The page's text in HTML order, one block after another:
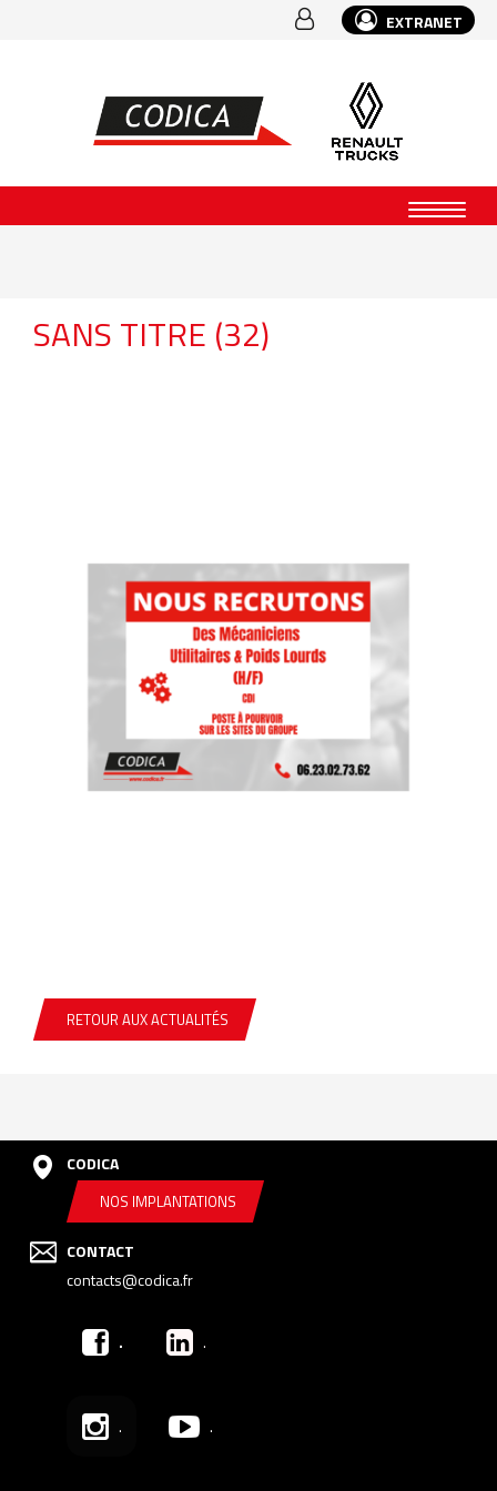
EXTRANET
SANS TITRE (32)
RETOUR AUX ACTUALITÉS
CODICA
NOS IMPLANTATIONS
CONTACT
contacts@codica.fr
. .
. .